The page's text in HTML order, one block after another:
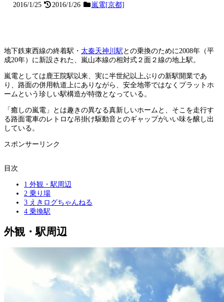
2016/1/25 2016/1/26 嵐電[京都]
地下鉄東西線の終着駅・ 太秦天神川駅 との乗換のために2008年（平
成20年）に新設された、嵐山本線の相対式２面２線の地上駅。
嵐電としては鹿王院駅以来、実に半世紀以上ぶりの新駅開業であ
り、路面の併用軌道上にありながら、安全地帯ではなくプラットホ
ームという珍しい駅構造が特徴となっている。
「癒しの嵐電」とは趣きの異なる真新しいホームと、そこを走行す
る路面電車のレトロな吊掛け駆動音とのギャップがいい味を醸し出
している。
スポンサーリンク
目次
1 外観・駅周辺
2 乗り場
3 えきログちゃんねる
4 乗換駅
外観・駅周辺